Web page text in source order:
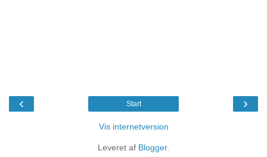
‹ ›
Start
Vis internetversion
Leveret af Blogger.